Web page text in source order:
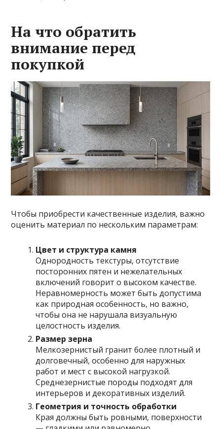
На что обратить
внимание перед
покупкой
Чтобы приобрести качественные изделия, важно
оценить материал по нескольким параметрам:
Цвет и структура камня
Однородность текстуры, отсутствие
посторонних пятен и нежелательных
включений говорит о высоком качестве.
Неравномерность может быть допустима
как природная особенность, но важно,
чтобы она не нарушала визуальную
целостность изделия.
Размер зерна
Мелкозернистый гранит более плотный и
долговечный, особенно для наружных
работ и мест с высокой нагрузкой.
Среднезернистые породы подходят для
интерьеров и декоративных изделий.
Геометрия и точность обработки
Края должны быть ровными, поверхности